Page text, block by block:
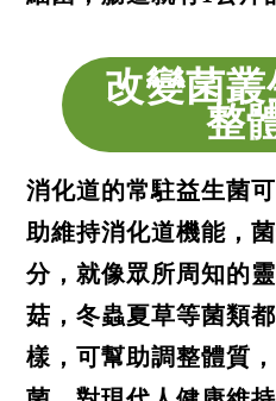
改變菌叢
整
消化道的常駐益生菌
助維持消化道機能，
分，就像眾所周知的
菇，冬蟲夏草等菌類
樣，可幫助調整體質